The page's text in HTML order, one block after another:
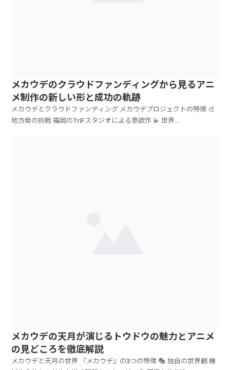
メカウデのクラウドファンディングから見るアニ
メ制作の新しい形と成功の軌跡
メカウデとクラウドファンディング メカウデプロジェクトの特徴 🎨
地方発の挑戦 福岡のTriFスタジオによる意欲作 💫 世界...
メカウデの天月が演じるトウドウの魅力とアニメ
の見どころを徹底解説
メカウデと天月の世界 『メカウデ』の3つの特徴 🎭 独自の世界観 機